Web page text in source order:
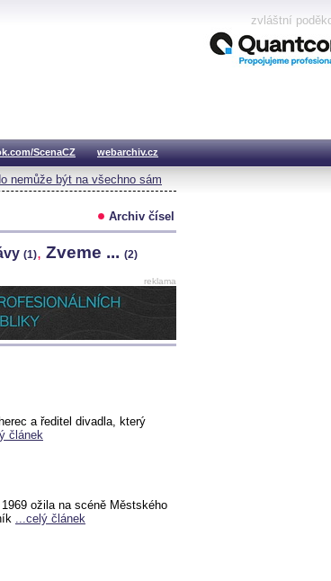
zvláštní
ScenaCZ webarchiv.cz
nemůže být na všechno sám
Archiv čísel
(1), Zveme ... (2)
reklama
a ředitel divadla, který
článek
ožila na scéně Městského
...celý článek